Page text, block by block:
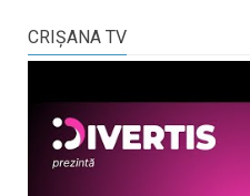
CRIŞANA TV